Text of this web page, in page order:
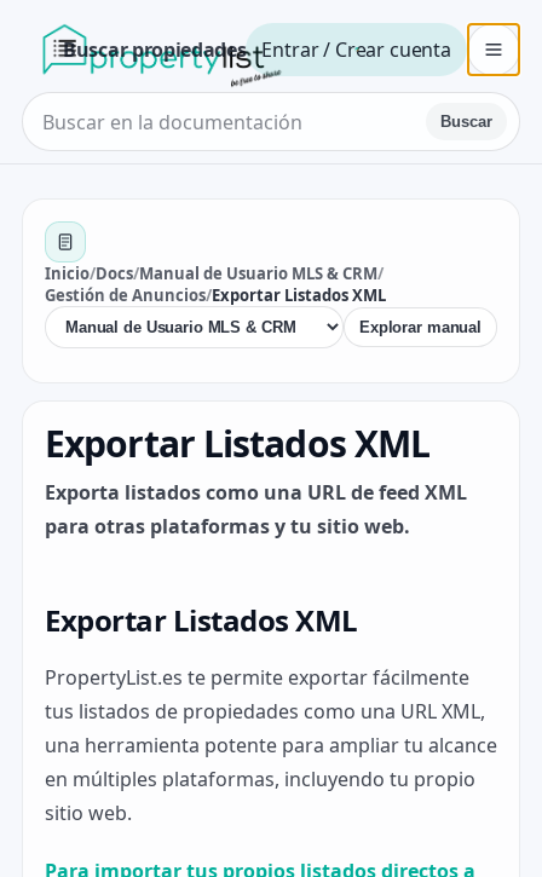
Buscar propiedades Entrar / Crear cuenta
Buscar
Inicio/Docs/Manual de Usuario MLS & CRM/
Gestión de Anuncios/Exportar Listados XML
Explorar manual
Exportar Listados XML
Exporta listados como una URL de feed XML
para otras plataformas y tu sitio web.
Exportar Listados XML
PropertyList.es te permite exportar fácilmente
tus listados de propiedades como una URL XML,
una herramienta potente para ampliar tu alcance
en múltiples plataformas, incluyendo tu propio
sitio web.
Para importar tus propios listados directos a